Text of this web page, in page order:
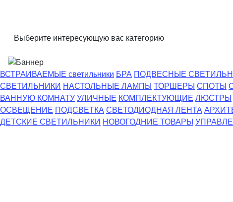
Выберите интересующую вас категорию
ВСТРАИВАЕМЫЕ светильники БРА ПОДВЕСНЫЕ
СВЕТИЛЬНИКИ НАСТОЛЬНЫЕ ЛАМПЫ ТОРШЕРЫ СПОТЫ
ВАННУЮ КОМНАТУ УЛИЧНЫЕ КОМПЛЕКТУЮЩИЕ ЛЮСТРЫ
ОСВЕЩЕНИЕ ПОДСВЕТКА СВЕТОДИОДНАЯ ЛЕНТА
ДЕТСКИЕ СВЕТИЛЬНИКИ НОВОГОДНИЕ ТОВАРЫ